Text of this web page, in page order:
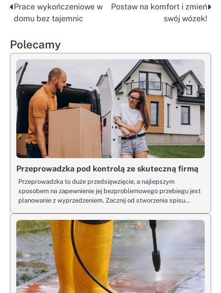
Nawigacja
Prace wykończeniowe w
domu bez tajemnic
Postaw na komfort i zmień
swój wózek!
Polecamy
Przeprowadzka pod kontrolą ze skuteczną firmą
Przeprowadzka to duże przedsięwzięcie, a najlepszym
sposobem na zapewnienie jej bezproblemowego przebiegu jest
planowanie z wyprzedzeniem. Zacznij od stworzenia spisu…